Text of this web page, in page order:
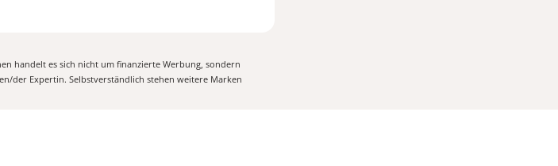
handelt es sich nicht um finanzierte Werbung, sondern
der Expertin. Selbstverständlich stehen weitere Marken